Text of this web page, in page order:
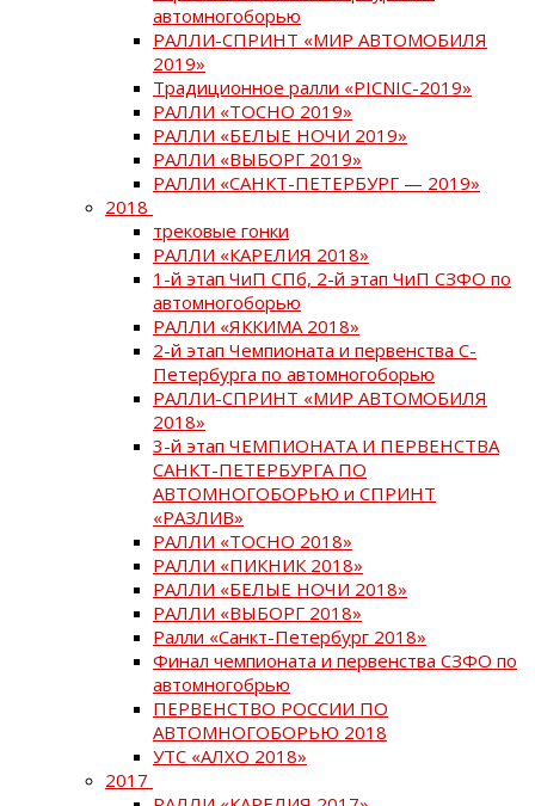
автомногоборью
РАЛЛИ-СПРИНТ «МИР АВТОМОБИЛЯ
2019»
Традиционное ралли «PICNIC-2019»
РАЛЛИ «ТОСНО 2019»
РАЛЛИ «БЕЛЫЕ НОЧИ 2019»
РАЛЛИ «ВЫБОРГ 2019»
РАЛЛИ «САНКТ-ПЕТЕРБУРГ — 2019»
2018
трековые гонки
РАЛЛИ «КАРЕЛИЯ 2018»
1-й этап ЧиП СПб, 2-й этап ЧиП СЗФО по
автомногоборью
РАЛЛИ «ЯККИМА 2018»
2-й этап Чемпионата и первенства С-
Петербурга по автомногоборью
РАЛЛИ-СПРИНТ «МИР АВТОМОБИЛЯ
2018»
3-й этап ЧЕМПИОНАТА И ПЕРВЕНСТВА
САНКТ-ПЕТЕРБУРГА ПО
АВТОМНОГОБОРЬЮ и СПРИНТ
«РАЗЛИВ»
РАЛЛИ «ТОСНО 2018»
РАЛЛИ «ПИКНИК 2018»
РАЛЛИ «БЕЛЫЕ НОЧИ 2018»
РАЛЛИ «ВЫБОРГ 2018»
Ралли «Санкт-Петербург 2018»
Финал чемпионата и первенства СЗФО по
автомногобрью
ПЕРВЕНСТВО РОССИИ ПО
АВТОМНОГОБОРЬЮ 2018
УТС «АЛХО 2018»
2017